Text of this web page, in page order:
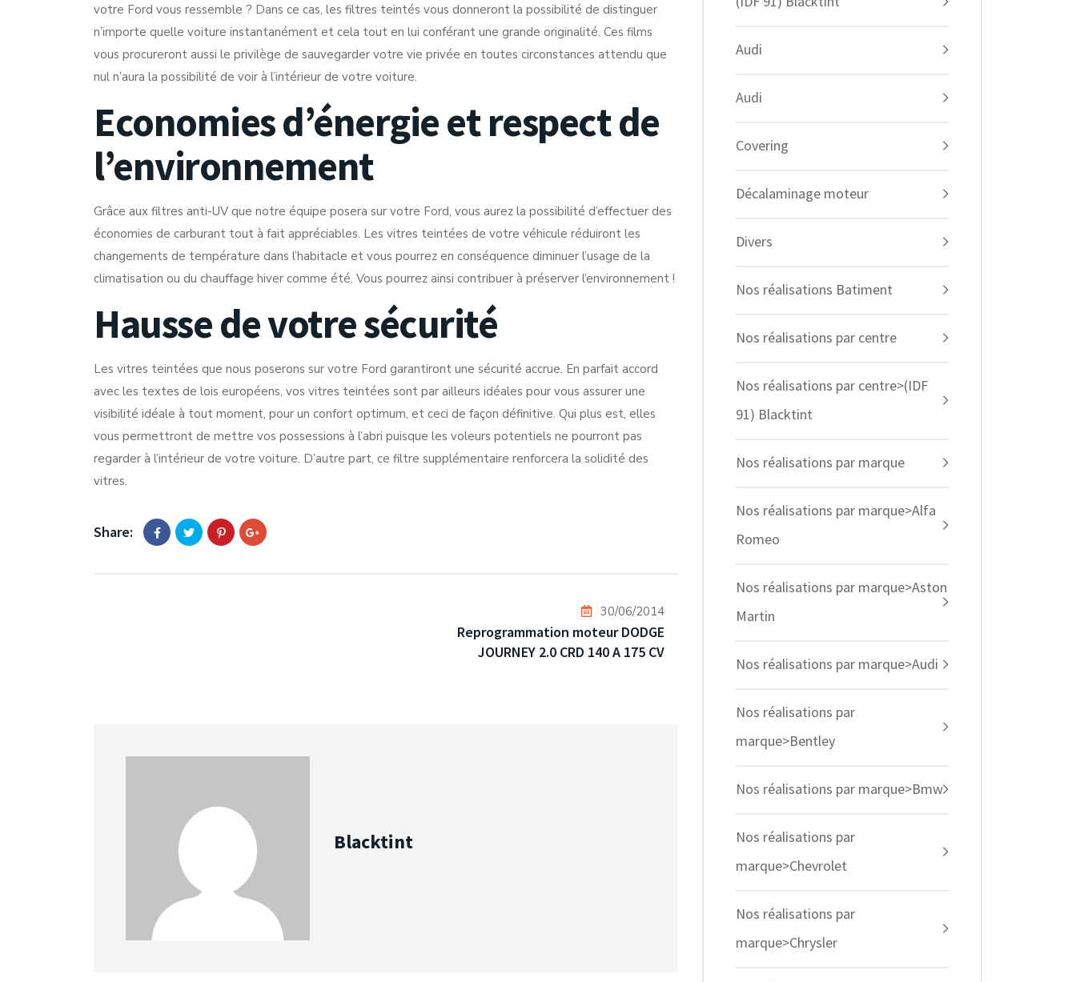
votre Ford vous ressemble ? Dans ce cas, les filtres teintés vous donneront la possibilité de distinguer
n’importe quelle voiture instantanément et cela tout en lui conférant une grande originalité. Ces films
vous procureront aussi le privilège de sauvegarder votre vie privée en toutes circonstances attendu que
nul n’aura la possibilité de voir à l’intérieur de votre voiture.
Economies d’énergie et respect de
l’environnement
Grâce aux filtres anti-UV que notre équipe posera sur votre Ford, vous aurez la possibilité d’effectuer des
économies de carburant tout à fait appréciables. Les vitres teintées de votre véhicule réduiront les
changements de température dans l’habitacle et vous pourrez en conséquence diminuer l’usage de la
climatisation ou du chauffage hiver comme été. Vous pourrez ainsi contribuer à préserver l’environnement !
Hausse de votre sécurité
Les vitres teintées que nous poserons sur votre Ford garantiront une sécurité accrue. En parfait accord
avec les textes de lois européens, vos vitres teintées sont par ailleurs idéales pour vous assurer une
visibilité idéale à tout moment, pour un confort optimum, et ceci de façon définitive. Qui plus est, elles
vous permettront de mettre vos possessions à l’abri puisque les voleurs potentiels ne pourront pas
regarder à l’intérieur de votre voiture. D’autre part, ce filtre supplémentaire renforcera la solidité des
vitres.
Share:
30/06/2014
Reprogrammation moteur DODGE
JOURNEY 2.0 CRD 140 A 175 CV
Blacktint
Audi
Audi
Covering
Décalaminage moteur
Divers
Nos réalisations Batiment
Nos réalisations par centre
Nos réalisations par centre>(IDF
91) Blacktint
Nos réalisations par marque
Nos réalisations par marque>Alfa
Romeo
Nos réalisations par marque>Aston
Martin
Nos réalisations par marque>Audi
Nos réalisations par
marque>Bentley
Nos réalisations par marque>Bmw
Nos réalisations par
marque>Chevrolet
Nos réalisations par
marque>Chrysler